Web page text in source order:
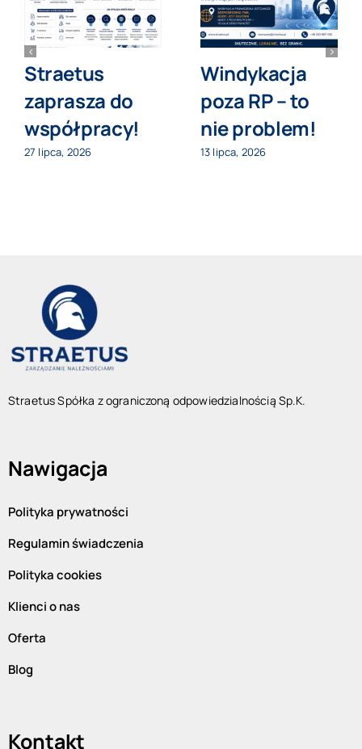
Straetus
zaprasza do
współpracy!
27 lipca, 2026
Windykacja
poza RP – to
nie problem!
13 lipca, 2026
Straetus Spółka z ograniczoną odpowiedzialnością Sp.K.
Nawigacja
Polityka prywatności
Regulamin świadczenia
Polityka cookies
Klienci o nas
Oferta
Blog
Kontakt